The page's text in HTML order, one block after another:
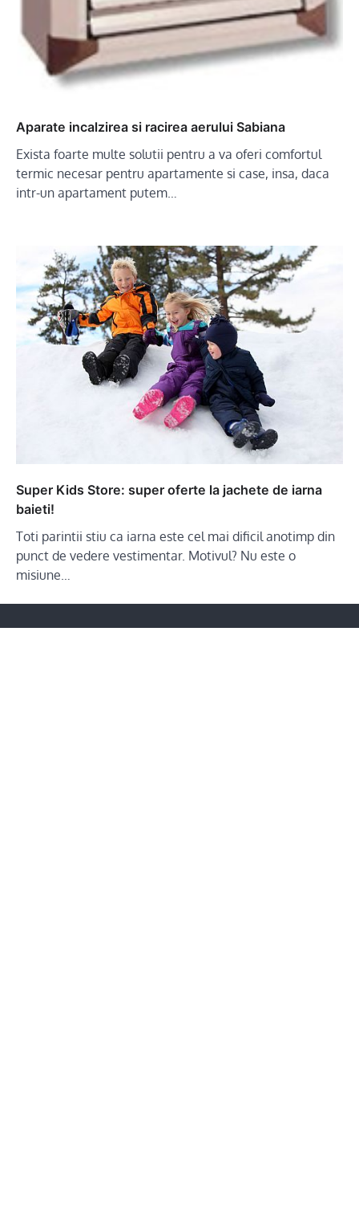
Aparate incalzirea si racirea aerului Sabiana
Exista foarte multe solutii pentru a va oferi comfortul
termic necesar pentru apartamente si case, insa, daca
intr-un apartament putem…
Super Kids Store: super oferte la jachete de iarna
baieti!
Toti parintii stiu ca iarna este cel mai dificil anotimp din
punct de vedere vestimentar. Motivul? Nu este o
misiune…